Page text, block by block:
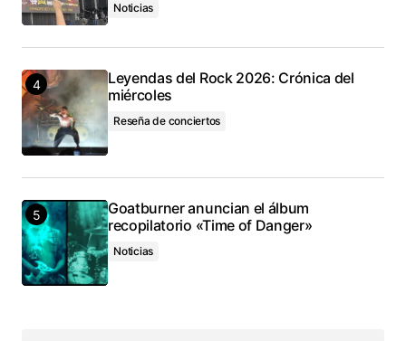
Noticias
Leyendas del Rock 2026: Crónica del
miércoles
Reseña de conciertos
Goatburner anuncian el álbum
recopilatorio «Time of Danger»
Noticias